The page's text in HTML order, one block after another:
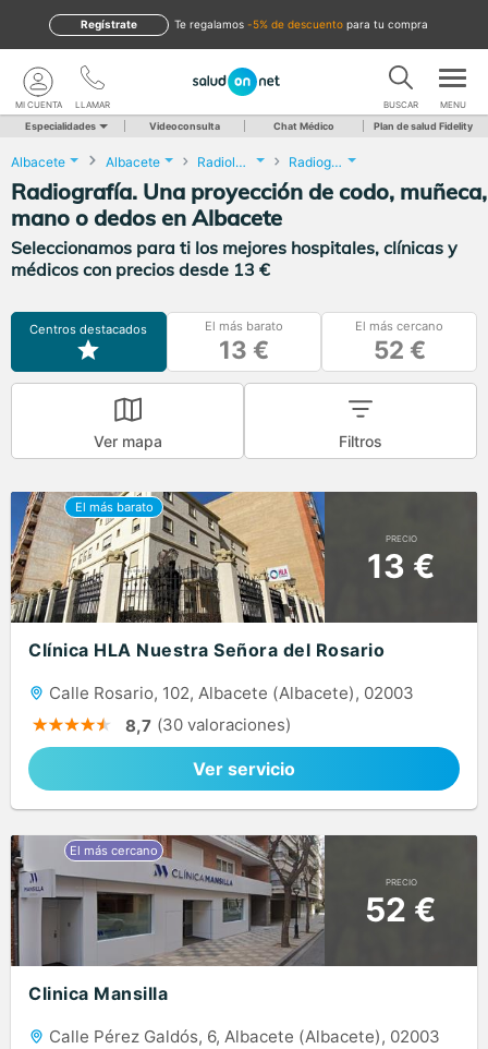
te regalamos -5% de descuento para tu compra
Regístrate
LLAMAR
MI CUENTA BUSCAR MENU
Especialidades Videoconsulta Chat Médico Plan de salud Fidelity
Albacete Albacete Radiología Radiografía. Una proyección de codo, muñeca, mano o dedos
Radiografía. Una proyección de codo, muñeca,
mano o dedos en Albacete
Seleccionamos para ti los mejores hospitales, clínicas y
médicos con precios desde 13 €
Centros destacados El más barato
13 €
El más cercano
52 €
Ver mapa Filtros
PRECIO
13 €
Clínica HLA Nuestra Señora del Rosario
Calle Rosario, 102, Albacete (Albacete), 02003
8,7 (30 valoraciones)
Ver servicio
PRECIO
52 €
Clinica Mansilla
Calle Pérez Galdós, 6, Albacete (Albacete), 02003